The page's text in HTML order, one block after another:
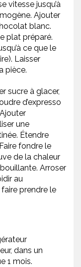
vitesse jusqu’à
Ajouter
blanc.
plat préparé.
ce que le
Laisser
pièce.
sucre à glacer,
d’expresso
une
Étendre
fondre le
de la chaleur
Arroser
au
prendre le
dans un
1 mois.